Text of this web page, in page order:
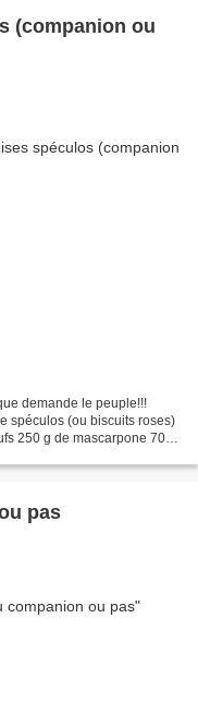
(companion ou
demande le peuple!!!
spéculos (ou biscuits roses)
250 g de mascarpone 70 g
pas